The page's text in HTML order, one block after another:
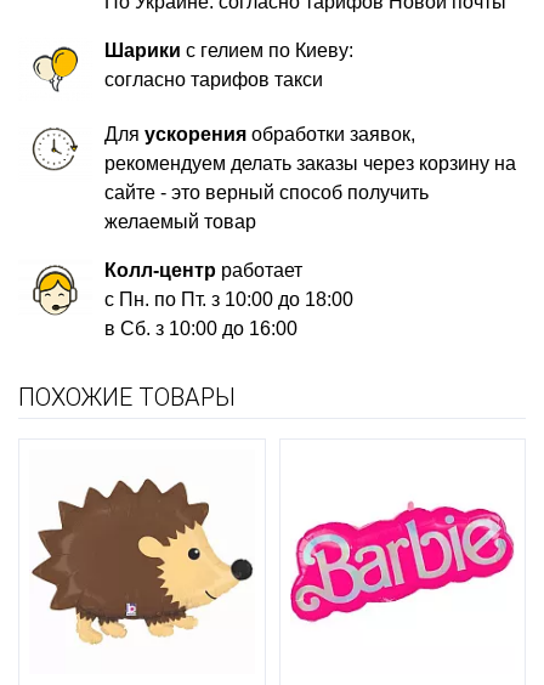
Шарики с гелием по Киеву:
согласно тарифов такси
Дляускорения обработки заявок,
рекомендуем делать заказы через корзину на
сайте - это верный способ получить
желаемый товар
Колл-центр работает
с Пн. по Пт. з 10:00 до 18:00
в Сб. з 10:00 до 16:00
ПОХОЖИЕ ТОВАРЫ